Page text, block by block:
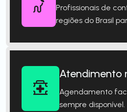
Profissionais de
regiões do Brasil
Atendimento
Agendamento
sempre disponível.